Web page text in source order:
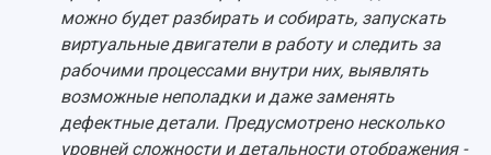
Умный дом бабочек
Международный межвузовский кампус
Сведения об образовательной организации
Официальные документы
можно будет разбирать и собирать, запускать
виртуальные двигатели в работу и следить за
рабочими процессами внутри них, выявлять
возможные неполадки и даже заменять
дефектные детали. Предусмотрено несколько
уровней сложности и детальности отображения -